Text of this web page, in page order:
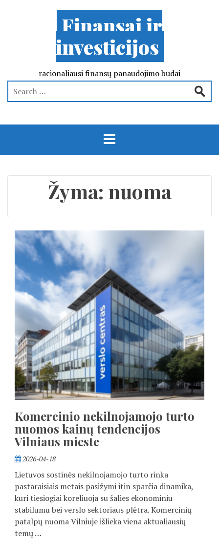
Finansai ir
investicijos
racionaliausi finansų panaudojimo būdai
Žyma: nuoma
Komercinio nekilnojamojo turto
nuomos kainų tendencijos
Vilniaus mieste
2026-04-18
Lietuvos sostinės nekilnojamojo turto rinka
pastaraisiais metais pasižymi itin sparčia dinamika,
kuri tiesiogiai koreliuoja su šalies ekonominiu
stabilumu bei verslo sektoriaus plėtra. Komercinių
patalpų nuoma Vilniuje išlieka viena aktualiausių
temų …